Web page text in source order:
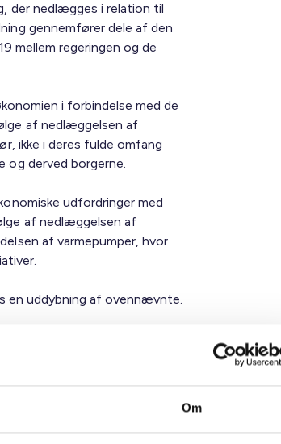
Om
der nedlægges i relation til
gennemfører dele af den
mellem regeringen og de
i forbindelse med de
af nedlæggelsen af
ikke i deres fulde omfang
og derved borgerne.
udfordringer med
af nedlæggelsen af
af varmepumper, hvor
en uddybning af ovennævnte.